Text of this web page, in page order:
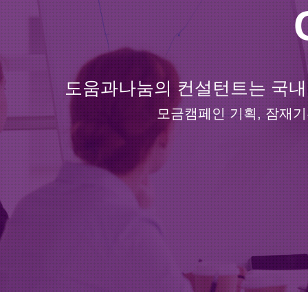
도움과나눔의
대학/의료기관
탁월
도움과나눔의 컨설턴트는 국
모금캠페인 기획, 잠재
대학/의료기관